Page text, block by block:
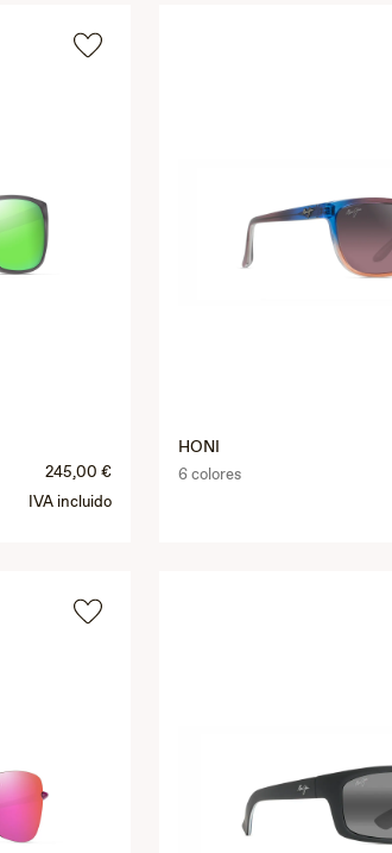
245,00 €
IVA incluido
HONI
6 colores